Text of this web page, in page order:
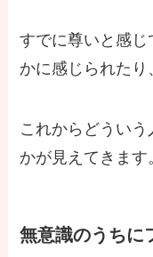
すでに尊いと感
かに感じられたり、
これからどうい
かが見えてきます。
無意識のうちに